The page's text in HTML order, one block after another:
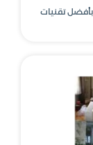
تقنيات